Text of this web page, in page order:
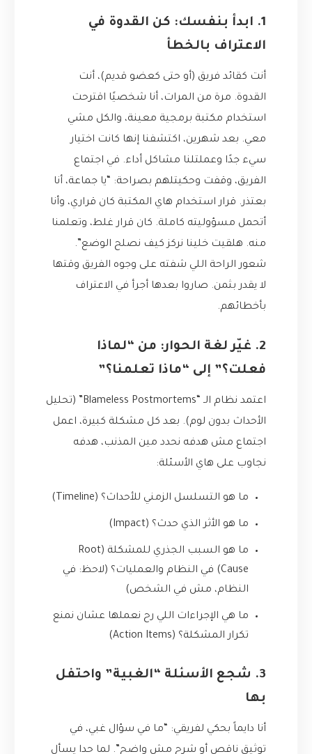
1. ابدأ بنفسك: كن القدوة في
الاعتراف بالخطأ
أنت كقائد فريق (أو حتى كعضو قديم)، أنت
القدوة. مرة من المرات، أنا شخصيًا اقترحت
استخدام مكتبة برمجية معينة، والكل مشي
معي. بعد شهرين، اكتشفنا إنها كانت اختيار
سيء جدًا وعملتلنا مشاكل أداء. في اجتماع
الفريق، وقفت وحكيتلهم بصراحة: “يا جماعة، أنا
بعتذر. قرار استخدام هاي المكتبة كان قراري، وأنا
أتحمل مسؤوليته كاملة. كان قرار غلط، وتعلمنا
منه. هلقيت خلينا نركز كيف نصلح الوضع”.
شعور الراحة اللي شفته على وجوه الفريق وقتها
لا يقدر بثمن. صاروا بعدها أجرأ في الاعتراف
بأخطائهم.
2. غيّر لغة الحوار: من “لماذا
فعلت؟” إلى “ماذا تعلمنا؟”
اعتمد نظام الـ “Blameless Postmortems” (تحليل
الأحداث بدون لوم). بعد كل مشكلة كبيرة، اعمل
اجتماع مش هدفه نحدد مين المذنب، هدفه
نجاوب على هاي الأسئلة:
ما هو التسلسل الزمني للأحداث؟ (Timeline)
ما هو الأثر الذي حدث؟ (Impact)
ما هو السبب الجذري للمشكلة (Root
Cause) في النظام والعمليات؟ (لاحظ: في
النظام، مش في الشخص)
ما هي الإجراءات اللي رح نعملها عشان نمنع
تكرار المشكلة؟ (Action Items)
3. شجع الأسئلة “الغبية” واحتفل
بها
أنا دايماً بحكي لفريقي: “ما في سؤال غبي، في
توثيق ناقص أو شرح مش واضح”. لما حدا يسأل